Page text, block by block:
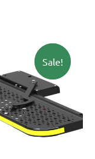
Neu!
Sale!